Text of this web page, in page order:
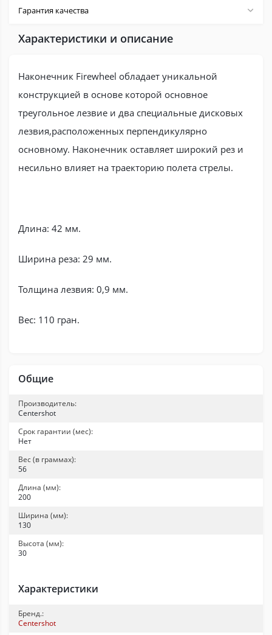
Гарантия качества
Характеристики и описание
Наконечник Firewheel обладает уникальной
конструкцией в основе которой основное
треугольное лезвие и два специальные дисковых
лезвия,расположенных перпендикулярно
основному. Наконечник оставляет широкий рез и
несильно влияет на траекторию полета стрелы.
Длина: 42 мм.
Ширина реза: 29 мм.
Толщина лезвия: 0,9 мм.
Вес: 110 гран.
Общие
Производитель:
Centershot
Срок гарантии (мес):
Нет
Вес (в граммах):
56
Длина (мм):
200
Ширина (мм):
130
Высота (мм):
30
Характеристики
Бренд.:
Centershot